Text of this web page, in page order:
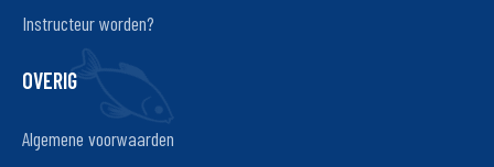
Instructeur worden?
OVERIG
Algemene voorwaarden